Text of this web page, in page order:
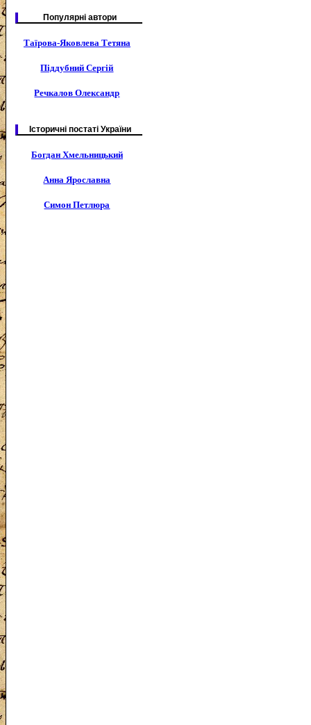
Популярні автори
Таїрова-Яковлева Тетяна
Піддубний Сергій
Речкалов Олександр
Історичні постаті України
Богдан Хмельницький
Анна Ярославна
Симон Петлюра